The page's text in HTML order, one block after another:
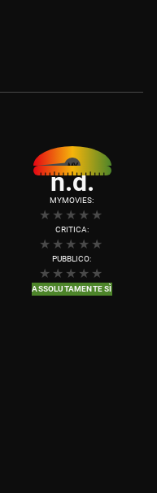
n.d.
MYMOVIES:
CRITICA:
PUBBLICO:
ASSOLUTAMENTE SÌ